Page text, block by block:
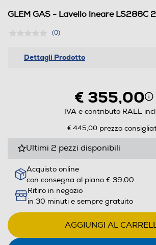
GLEM GAS - Lavello lneare LS286C
(0)
Dettagli Prodotto
€ 355,00
IVA e contributo RAEE
€ 445,00 prezzo
Ultimi 2 pezzi disponibili
Acquisto online
con consegna al piano € 39,00
Ritiro in negozio
in 30 minuti e sempre gratuito
AGGIUNGI AL